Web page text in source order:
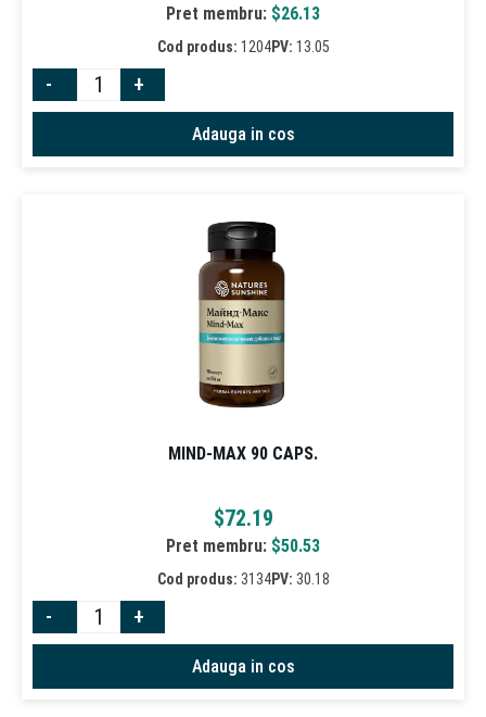
Pret membru: $26.13
Cod produs: 1204PV: 13.05
- +
Adauga in cos
MIND-MAX 90 CAPS.
$72.19
Pret membru: $50.53
Cod produs: 3134PV: 30.18
- +
Adauga in cos